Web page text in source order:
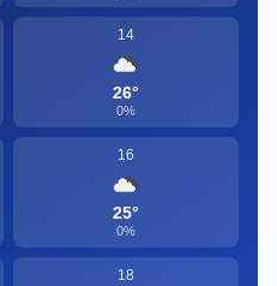
14
26°
0%
16
25°
0%
18